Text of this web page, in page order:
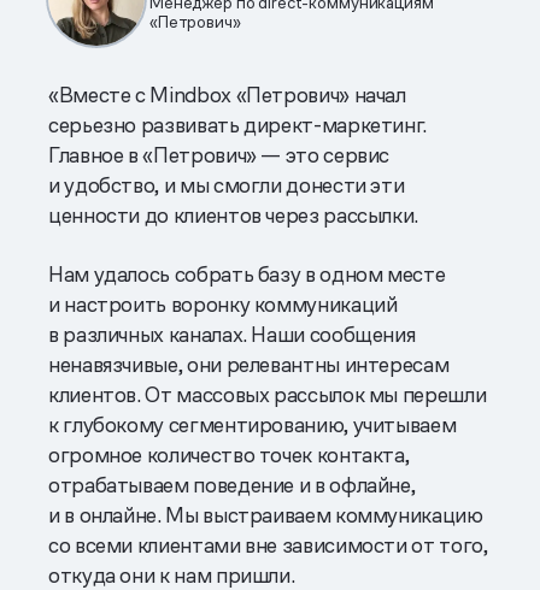
«Петрович»
«Вместе с Mindbox «Петрович» начал
серьезно развивать директ-маркетинг.
Главное в «Петрович» — это сервис
и удобство, и мы смогли донести эти
ценности до клиентов через рассылки.
Нам удалось собрать базу в одном месте
и настроить воронку коммуникаций
в различных каналах. Наши сообщения
ненавязчивые, они релевантны интересам
клиентов. От массовых рассылок мы перешли
к глубокому сегментированию, учитываем
огромное количество точек контакта,
отрабатываем поведение и в офлайне,
и в онлайне. Мы выстраиваем коммуникацию
со всеми клиентами вне зависимости от того,
откуда они к нам пришли.